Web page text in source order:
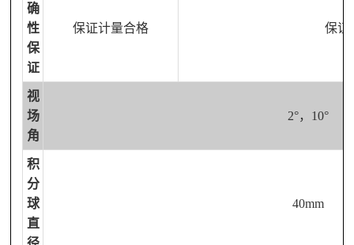
确
性
保
证
保证计量合格 保证
视
场
角
2°，10°
积
分
球
直
40mm